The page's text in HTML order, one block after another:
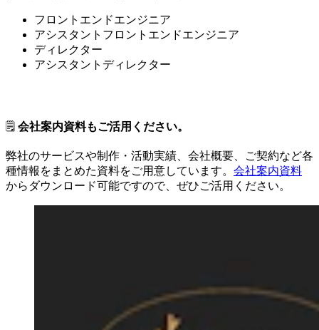
フロントエンドエンジニア
アシスタントフロントエンドエンジニア
ディレクター
アシスタントディレクター
🗒 会社案内資料もご活用ください。
弊社のサービスや制作・活動実績、会社概要、ご契約など各
種情報をまとめた資料をご用意しています。 会社案内資料
からダウンロード可能ですので、ぜひご活用ください。